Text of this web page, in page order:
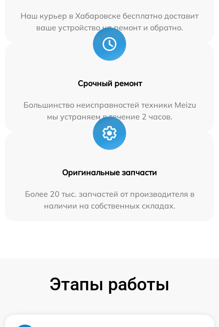
Наш курьер в Хабаровске бесплатно доставит
ваше устройство на ремонт и обратно.
Срочный ремонт
Большинство неисправностей техники Meizu
мы устраняем в течение 2 часов.
Оригинальные запчасти
Более 20 тыс. запчастей от производителя в
наличии на собственных складах.
Этапы работы